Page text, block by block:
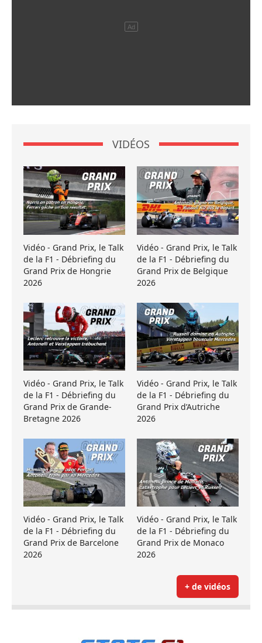
VIDÉOS
Vidéo - Grand Prix, le Talk
de la F1 - Débriefing du
Grand Prix de Hongrie
2026
Vidéo - Grand Prix, le Talk
de la F1 - Débriefing du
Grand Prix de Belgique
2026
Vidéo - Grand Prix, le Talk
de la F1 - Débriefing du
Grand Prix de Grande-
Bretagne 2026
Vidéo - Grand Prix, le Talk
de la F1 - Débriefing du
Grand Prix d’Autriche
2026
Vidéo - Grand Prix, le Talk
de la F1 - Débriefing du
Grand Prix de Barcelone
2026
Vidéo - Grand Prix, le Talk
de la F1 - Débriefing du
Grand Prix de Monaco
2026
+ de vidéos